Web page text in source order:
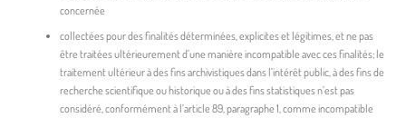
concernée
collectées pour des finalités déterminées, explicites et légitimes, et ne pas
être traitées ultérieurement d’une manière incompatible avec ces finalités; le
traitement ultérieur à des fins archivistiques dans l’intérêt public, à des fins de
recherche scientifique ou historique ou à des fins statistiques n’est pas
considéré, conformément à l’article 89, paragraphe 1, comme incompatible